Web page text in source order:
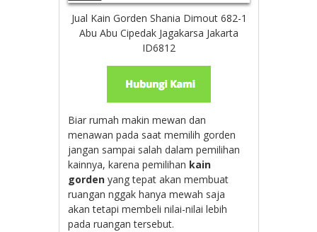
Jual Kain Gorden Shania Dimout 682-1
Abu Abu Cipedak Jagakarsa Jakarta
ID6812
Biar rumah makin mewan dan
menawan pada saat memilih gorden
jangan sampai salah dalam pemilihan
kainnya, karena pemilihan kain
gordenyang tepat akan membuat
ruangan nggak hanya mewah saja
akan tetapi membeli nilai-nilai lebih
pada ruangan tersebut.